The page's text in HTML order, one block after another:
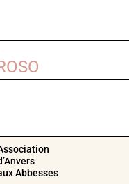
Abbesses